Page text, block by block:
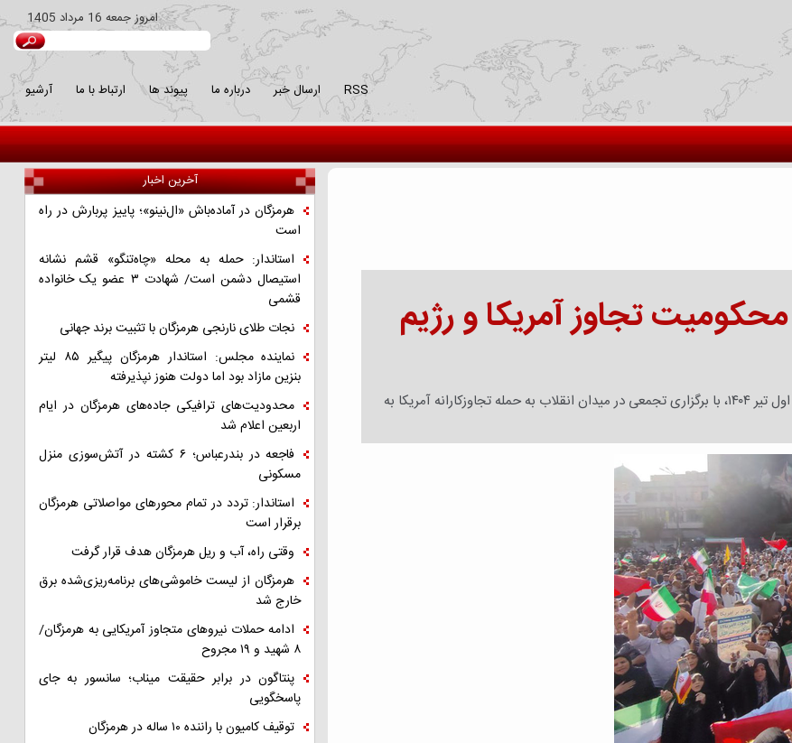
امروزجمعه 16 مرداد 1405
آرشیو ارتباط با ما پیوند ها درباره ما ارسال خبر RSS
تجاوز آمریکا و رژیم
خبر هرمزگان- جمعی از مردم و دانشجویان تهران عصر امروز یکشنبه اول تیر ۱۴۰۴، با برگزاری تجمعی در میدان انقلاب به حمله تجاوزکارانه آمریکا به
آخرین اخبار
هرمزگان در آماده‌باش «ال‌نینو»؛ پاییز پربارش در راه
است
استاندار: حمله به محله «چاه‌تنگو» قشم نشانه
استیصال دشمن است/ شهادت ۳ عضو یک خانواده
قشمی
نجات طلای نارنجی هرمزگان با تثبیت برند جهانی
نماینده مجلس: استاندار هرمزگان پیگیر ۸۵ لیتر
بنزین مازاد بود اما دولت هنوز نپذیرفته
محدودیت‌های ترافیکی جاده‌های هرمزگان در ایام
اربعین اعلام شد
فاجعه در بندرعباس؛ ۶ کشته در آتش‌سوزی منزل
مسکونی
استاندار: تردد در تمام محورهای مواصلاتی هرمزگان
برقرار است
وقتی راه، آب و ریل هرمزگان هدف قرار گرفت
هرمزگان از لیست خاموشی‌های برنامه‌ریزی‌شده برق
خارج شد
ادامه حملات نیروهای متجاوز آمریکایی به هرمزگان/
۸ شهید و ۱۹ مجروح
پنتاگون در برابر حقیقت میناب؛ سانسور به جای
پاسخگویی
توقیف کامیون با راننده ۱۰ ساله در هرمزگان